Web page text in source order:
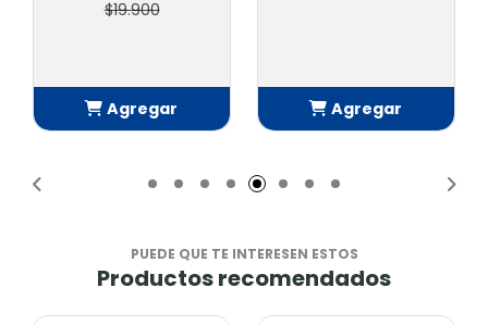
$19.900
Agregar
Agregar
PUEDE QUE TE INTERESEN ESTOS
Productos recomendados